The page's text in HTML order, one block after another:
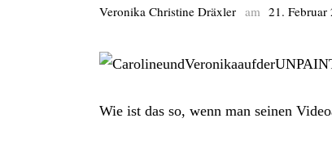
Veronika Christine Dräxler am 21. Februar
Wie ist das so, wenn man seinen